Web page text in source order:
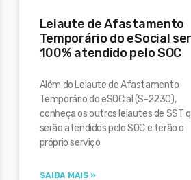
Leiaute de Afastamento
Temporário do eSocial
100% atendido pelo SOC
Além do Leiaute de Afastamento
Temporário do eSOCial (S-2230),
conheça os outros leiautes de SST
serão atendidos pelo SOC e terão o
próprio serviço
SAIBA MAIS »